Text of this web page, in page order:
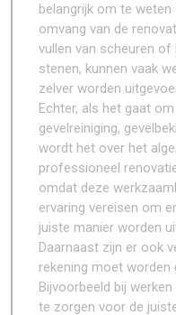
belangrijk om te
omvang van de
vullen van scheuren of
stenen, kunnen vaak
zelver worden
Echter, als het gaat
gevelreiniging,
wordt het over het
professioneel
omdat deze
ervaring vereisen om
juiste manier worden
Daarnaast zijn er ook
rekening moet worden
Bijvoorbeeld bij
te zorgen voor de